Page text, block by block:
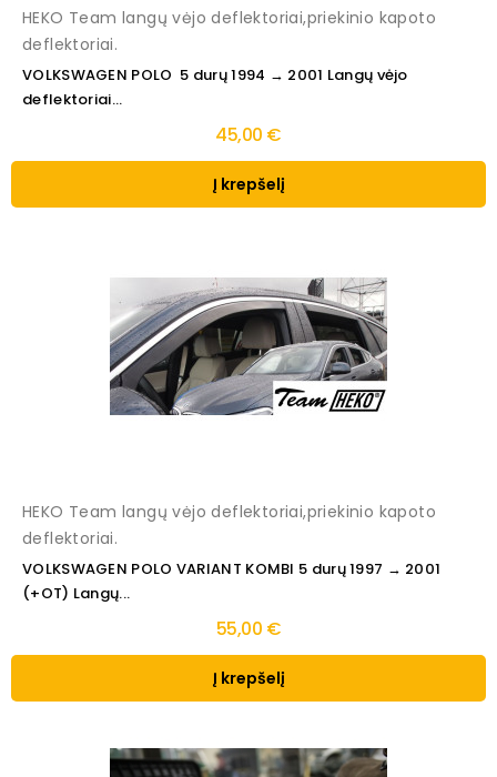
HEKO Team langų vėjo deflektoriai,priekinio kapoto
deflektoriai.
VOLKSWAGEN POLO 5 durų 1994 → 2001 Langų vėjo
deflektoriai...
45,00 €
Į krepšelį
HEKO Team langų vėjo deflektoriai,priekinio kapoto
deflektoriai.
VOLKSWAGEN POLO VARIANT KOMBI 5 durų 1997 → 2001
(+OT) Langų...
55,00 €
Į krepšelį